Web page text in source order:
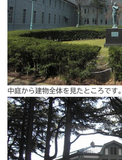
中庭から建物全体を見たところです。